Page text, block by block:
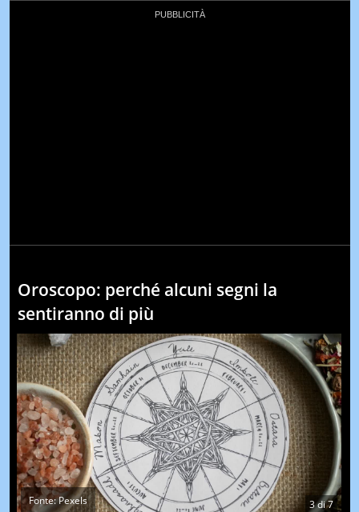
Oroscopo: perché alcuni segni la
sentiranno di più
3di7
Fonte: Pexels